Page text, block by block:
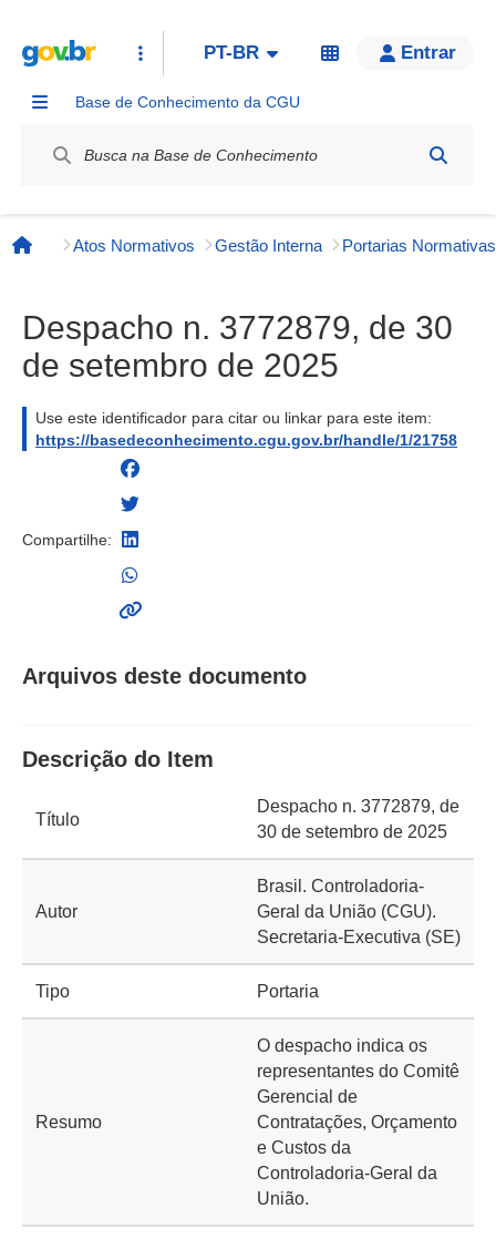
PT-BR Entrar
Base de Conhecimento da CGU
Página inicial
Atos Normativos Gestão Interna
Despacho n. 3772879, de 30
de setembro de 2025
Use este identificador para citar ou linkar para este item:
https://basedeconhecimento.cgu.gov.br/handle/1/21758
Compartilhe:
Arquivos deste documento
Descrição do Item
Título
Despacho n. 3772879, de
30 de setembro de 2025
Autor
Brasil. Controladoria-
Geral da União (CGU).
Secretaria-Executiva (SE)
Tipo Portaria
Resumo
O despacho indica os
representantes do Comitê
Gerencial de
Contratações, Orçamento
e Custos da
Controladoria-Geral da
União.